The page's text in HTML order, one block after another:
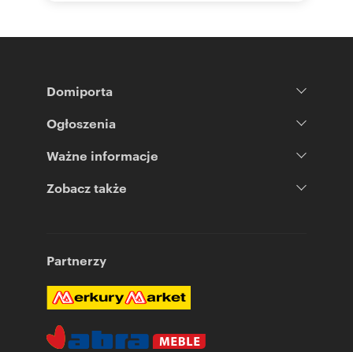
Domiporta
Ogłoszenia
Ważne informacje
Zobacz także
Partnerzy